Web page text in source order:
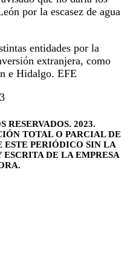
por la escasez de agua
entidades por la
extranjera, como
e Hidalgo. EFE
RESERVADOS. 2023.
TOTAL O PARCIAL DE
PERIÓDICO SIN LA
DE LA EMPRESA